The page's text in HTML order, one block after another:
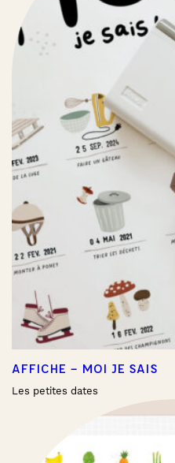
AFFICHE – MOI JE SAIS
Les petites dates